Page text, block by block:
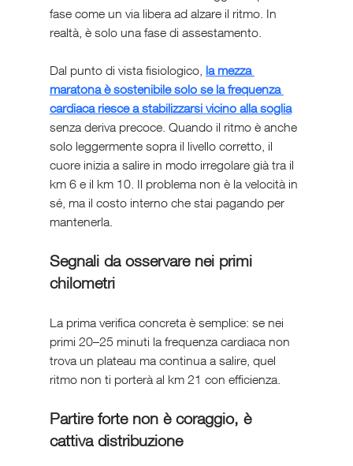
fase come un via libera ad alzare il ritmo. In
realtà, è solo una fase di assestamento.
Dal punto di vista fisiologico, la mezza
maratona è sostenibile solo se la frequenza
cardiaca riesce a stabilizzarsi vicino alla soglia
senza deriva precoce. Quando il ritmo è anche
solo leggermente sopra il livello corretto, il
cuore inizia a salire in modo irregolare già tra il
km 6 e il km 10. Il problema non è la velocità in
sé, ma il costo interno che stai pagando per
mantenerla.
Segnali da osservare nei primi
chilometri
La prima verifica concreta è semplice: se nei
primi 20–25 minuti la frequenza cardiaca non
trova un plateau ma continua a salire, quel
ritmo non ti porterà al km 21 con efficienza.
Partire forte non è coraggio, è
cattiva distribuzione